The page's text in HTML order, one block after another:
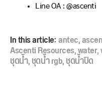
Line OA : @ascenti
In this article:antec,
Ascenti Resources,water,
ชุดน้ำ,ชุดน้ำ rgb,ชุดน้ำปิด